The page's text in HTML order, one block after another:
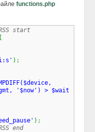
functions.php
start
) ;
'$now') > $wait "
) ;
end